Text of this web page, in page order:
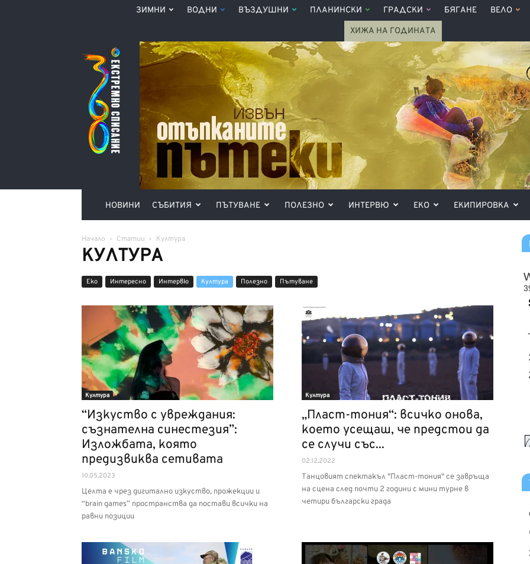
ЗИМНИ ВОДНИ ВЪЗДУШНИ ПЛАНИНСКИ ГРАДСКИ БЯГАНЕ ВЕЛО
ХИЖА НА ГОДИНАТА
Списание
360°
НОВИНИ СЪБИТИЯ ПЪТУВАНЕ ПОЛЕЗНО ИНТЕРВЮ ЕКО ЕКИПИРОВКА
Начало Статии Култура
КУЛТУРА
Еко Интерeсно Интервю Култура Полезно Пътуване
Култура
“Изкуство с увреждания:
съзнателна синестезия”:
Изложбата, която
предизвиква сетивата
10.05.2023
Целта е чрез дигитално изкуство, прожекции и
“brain games” пространства да постави всички на
равни позиции
Култура
„Пласт-тония“: всичко онова,
което усещаш, че предстои да
се случи със...
02.12.2022
Танцовият спектакъл "Пласт-тония" се завръща
на сцена след почти 2 години с мини турне в
четири български града